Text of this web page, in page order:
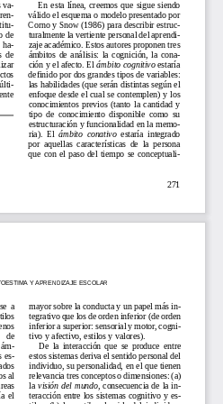
va-
de
ha-
de
En  esta  línea,  creemos  que  sigue  siendo
válido el esquema o modelo presentado por
Corno y Snow (1986) para describir estruc-
turalmente la vertiente personal del aprendi-
zaje académico. Estos autores proponen tres
ámbitos  de  análisis:  la  cognición,  la  cona-
ción y el afecto. El ámbito cognitivo estaría
definido por dos grandes tipos de variables:
las habilidades (que serán distintas según el
enfoque desde el cual se contemplen) y los
conocimientos  previos  (tanto  la  cantidad  y
tipo  de  conocimiento  disponible  como  su
estructuración y funcionalidad en la memo-
ria).  El ámbito  conativo estaría  integrado
por  aquellas  características  de  la  persona
que  con  el  paso  del  tiempo  se  conceptuali-
271
a
de
ám-
al
el
mayor sobre la conducta y un papel más in-
tegrativo que los de orden inferior (de orden
inferior a superior: sensorial y motor, cogni-
tivo y afectivo, estilos y valores).
De  la  interacción  que  se  produce  entre
estos sistemas deriva el sentido personal del
individuo, su personalidad, en el que tienen
relevancia tres conceptos o dimensiones: (a)
la visión del mundo, consecuencia de la in-
teracción entre los sistemas cognitivo y es-
Y APRENDIZAJE ESCOLAR